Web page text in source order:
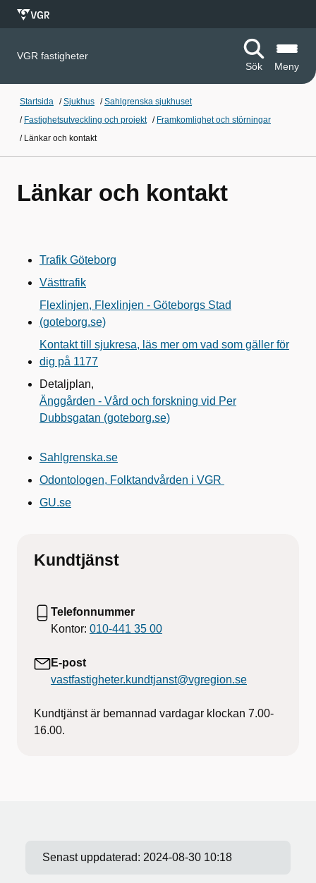
VGR fastigheter
Sök
Meny
Startsida /Sjukhus /Sahlgrenska sjukhuset
/ Fastighetsutveckling och projekt / Framkomlighet och störningar
/ Länkar och kontakt
Länkar och kontakt
Trafik Göteborg
Västtrafik
Flexlinjen, Flexlinjen - Göteborgs Stad
(goteborg.se)
Kontakt till sjukresa, läs mer om vad som gäller för
dig på 1177
Detaljplan,
Änggården - Vård och forskning vid Per
Dubbsgatan (goteborg.se)
Sahlgrenska.se
Odontologen, Folktandvården i VGR
GU.se
Kundtjänst
Telefonnummer
Kontor: 010-441 35 00
E-post
vastfastigheter.kundtjanst@vgregion.se
Kundtjänst är bemannad vardagar klockan 7.00-
16.00.
Senast uppdaterad: 2024-08-30 10:18